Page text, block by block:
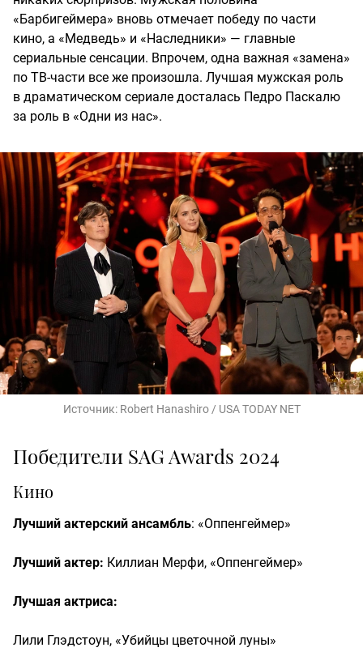
«Барбигеймера» вновь отмечает победу по части
кино, а «Медведь» и «Наследники» — главные
сериальные сенсации. Впрочем, одна важная «замена»
по ТВ-части все же произошла. Лучшая мужская роль
в драматическом сериале досталась Педро Паскалю
за роль в «Одни из нас».
Источник: Robert Hanashiro / USA TODAY NET
Победители SAG Awards 2024
Кино
Лучший актерский ансамбль: «Оппенгеймер»
Лучший актер: Киллиан Мерфи, «Оппенгеймер»
Лучшая актриса:
Лили Глэдстоун, «Убийцы цветочной луны»